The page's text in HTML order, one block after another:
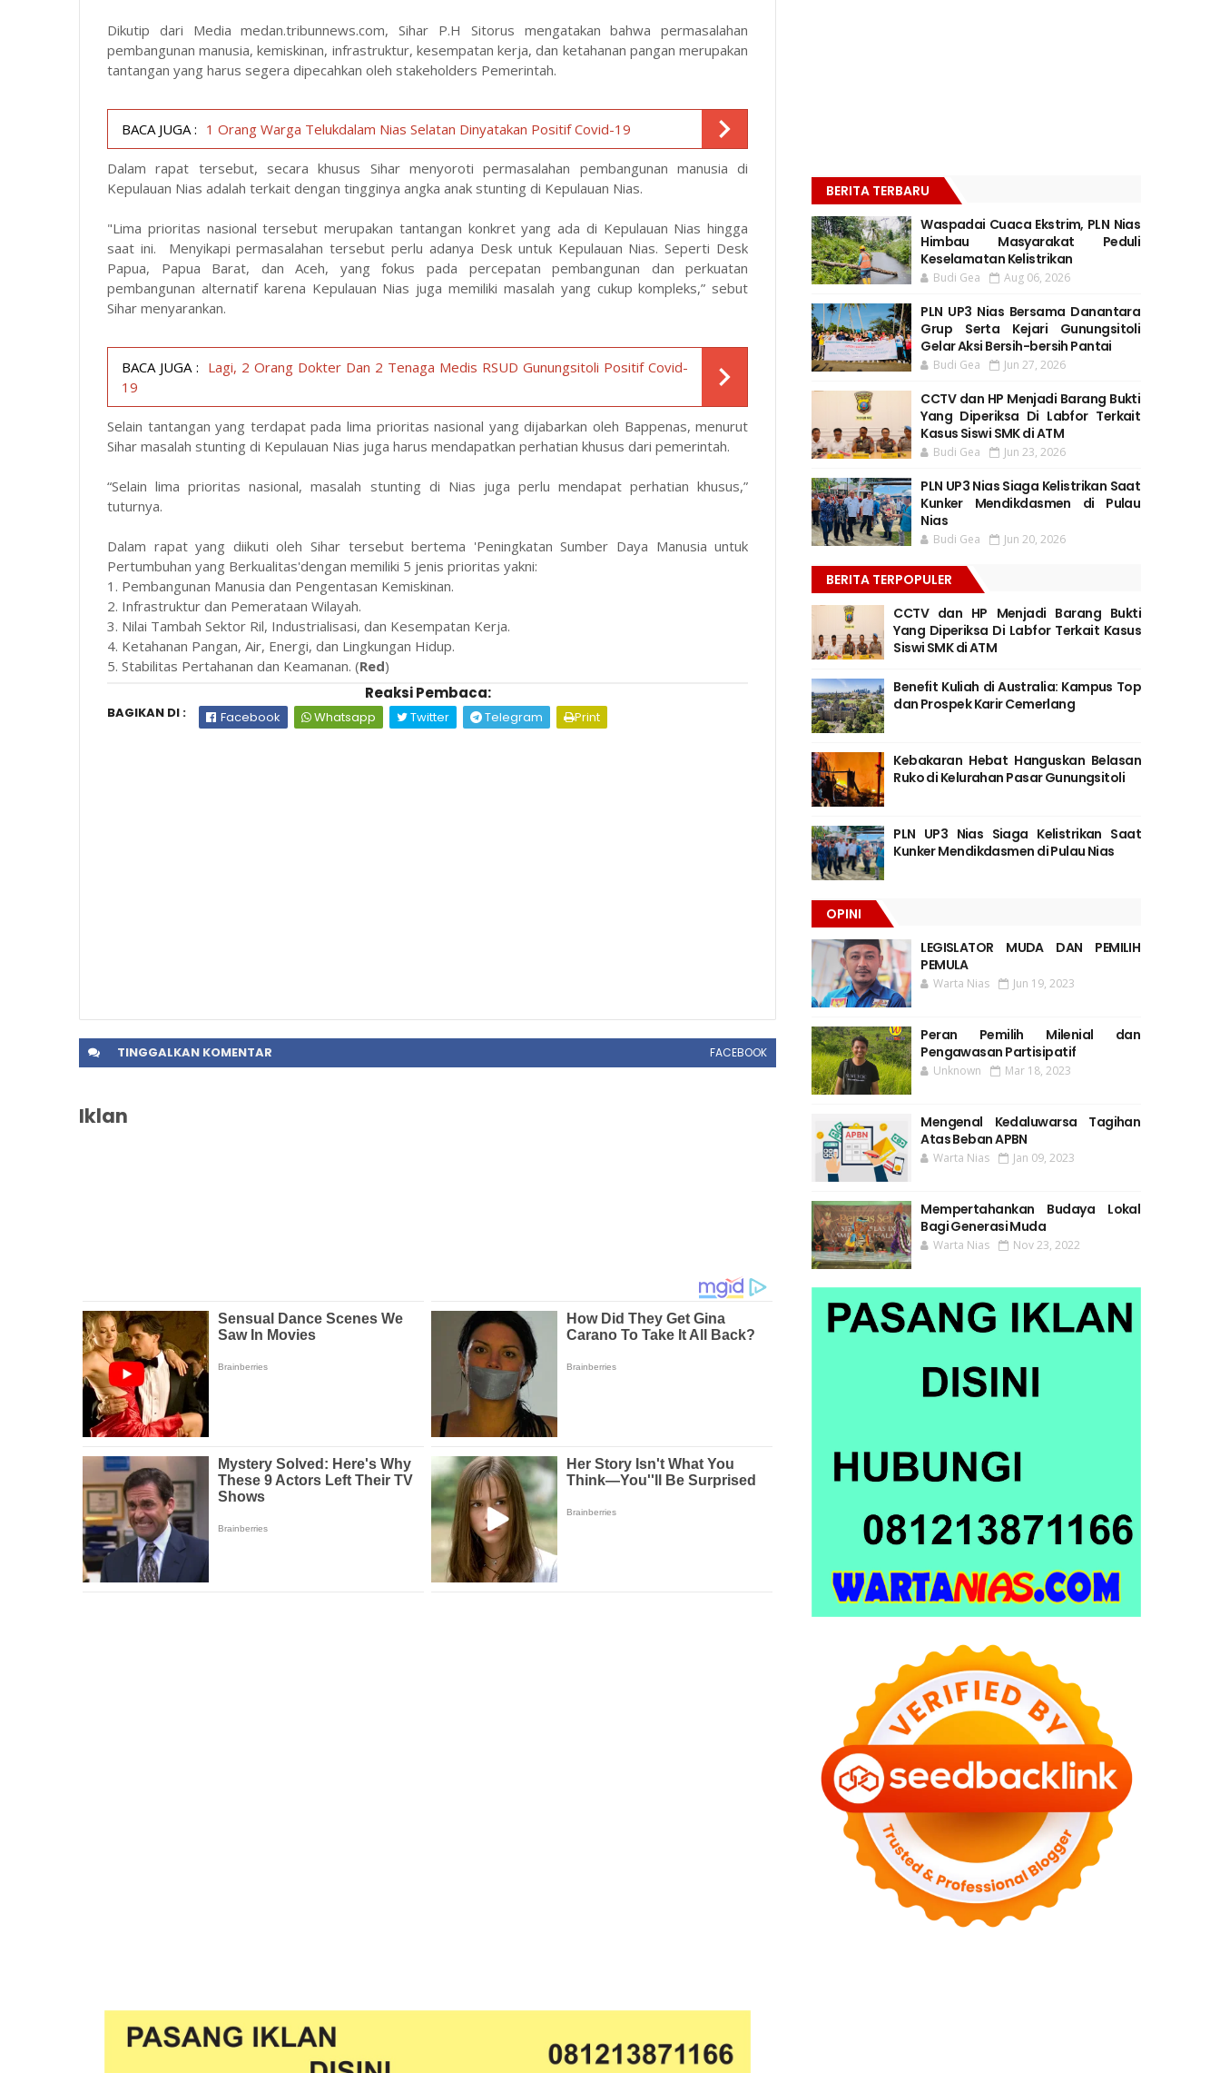
Dikutip dari Media medan.tribunnews.com, Sihar P.H Sitorus mengatakan bahwa permasalahan
pembangunan manusia, kemiskinan, infrastruktur, kesempatan kerja, dan ketahanan pangan merupakan
tantangan yang harus segera dipecahkan oleh stakeholders Pemerintah.
BACA JUGA : 1 Orang Warga Telukdalam Nias Selatan Dinyatakan Positif Covid-19
Dalam rapat tersebut, secara khusus Sihar menyoroti permasalahan pembangunan manusia di
Kepulauan Nias adalah terkait dengan tingginya angka anak stunting di Kepulauan Nias.
"Lima prioritas nasional tersebut merupakan tantangan konkret yang ada di Kepulauan Nias hingga
saat ini. Menyikapi permasalahan tersebut perlu adanya Desk untuk Kepulauan Nias. Seperti Desk
Papua, Papua Barat, dan Aceh, yang fokus pada percepatan pembangunan dan perkuatan
pembangunan alternatif karena Kepulauan Nias juga memiliki masalah yang cukup kompleks,” sebut
Sihar menyarankan.
BACA JUGA : Lagi, 2 Orang Dokter Dan 2 Tenaga Medis RSUD Gunungsitoli Positif Covid-
19
Selain tantangan yang terdapat pada lima prioritas nasional yang dijabarkan oleh Bappenas, menurut
Sihar masalah stunting di Kepulauan Nias juga harus mendapatkan perhatian khusus dari pemerintah.
“Selain lima prioritas nasional, masalah stunting di Nias juga perlu mendapat perhatian khusus,”
tuturnya.
Dalam rapat yang diikuti oleh Sihar tersebut bertema 'Peningkatan Sumber Daya Manusia untuk
Pertumbuhan yang Berkualitas'dengan memiliki 5 jenis prioritas yakni:
1. Pembangunan Manusia dan Pengentasan Kemiskinan.
2. Infrastruktur dan Pemerataan Wilayah.
3. Nilai Tambah Sektor Ril, Industrialisasi, dan Kesempatan Kerja.
4. Ketahanan Pangan, Air, Energi, dan Lingkungan Hidup.
5. Stabilitas Pertahanan dan Keamanan. (Red)
Reaksi Pembaca:
BAGIKAN DI : Facebook Whatsapp Twitter Telegram Print
TINGGALKAN KOMENTAR FACEBOOK
Iklan
BERITA TERBARU
Waspadai Cuaca Ekstrim, PLN Nias
Himbau Masyarakat Peduli
Keselamatan Kelistrikan
Budi Gea Aug 06, 2026
PLN UP3 Nias Bersama Danantara
Grup Serta Kejari Gunungsitoli
Gelar Aksi Bersih-bersih Pantai
Budi Gea Jun 27, 2026
CCTV dan HP Menjadi Barang Bukti
Yang Diperiksa Di Labfor Terkait
Kasus Siswi SMK di ATM
Budi Gea Jun 23, 2026
PLN UP3 Nias Siaga Kelistrikan Saat
Kunker Mendikdasmen di Pulau
Nias
Budi Gea Jun 20, 2026
BERITA TERPOPULER
CCTV dan HP Menjadi Barang Bukti
Yang Diperiksa Di Labfor Terkait Kasus
Siswi SMK di ATM
Benefit Kuliah di Australia: Kampus Top
dan Prospek Karir Cemerlang
Kebakaran Hebat Hanguskan Belasan
Ruko di Kelurahan Pasar Gunungsitoli
PLN UP3 Nias Siaga Kelistrikan Saat
Kunker Mendikdasmen di Pulau Nias
OPINI
LEGISLATOR MUDA DAN PEMILIH
PEMULA
Warta Nias Jun 19, 2023
Peran Pemilih Milenial dan
Pengawasan Partisipatif
Unknown Mar 18, 2023
Mengenal Kedaluwarsa Tagihan
Atas Beban APBN
Warta Nias Jan 09, 2023
Mempertahankan Budaya Lokal
Bagi Generasi Muda
Warta Nias Nov 23, 2022